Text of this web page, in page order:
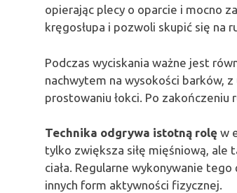
opierając plecy o oparcie i mocno
kręgosłupa i pozwoli skupić się na
Podczas wyciskania ważne jest
nachwytem na wysokości barków,
prostowaniu łokci. Po
Technika odgrywa istotną rolę w
tylko zwiększa siłę mięśniową, ale
ciała. Regularne wykonywanie
innych form aktywności fizycznej.